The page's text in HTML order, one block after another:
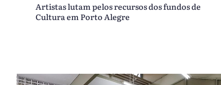
Artistas lutam pelos recursos dos fundos de
Cultura em Porto Alegre